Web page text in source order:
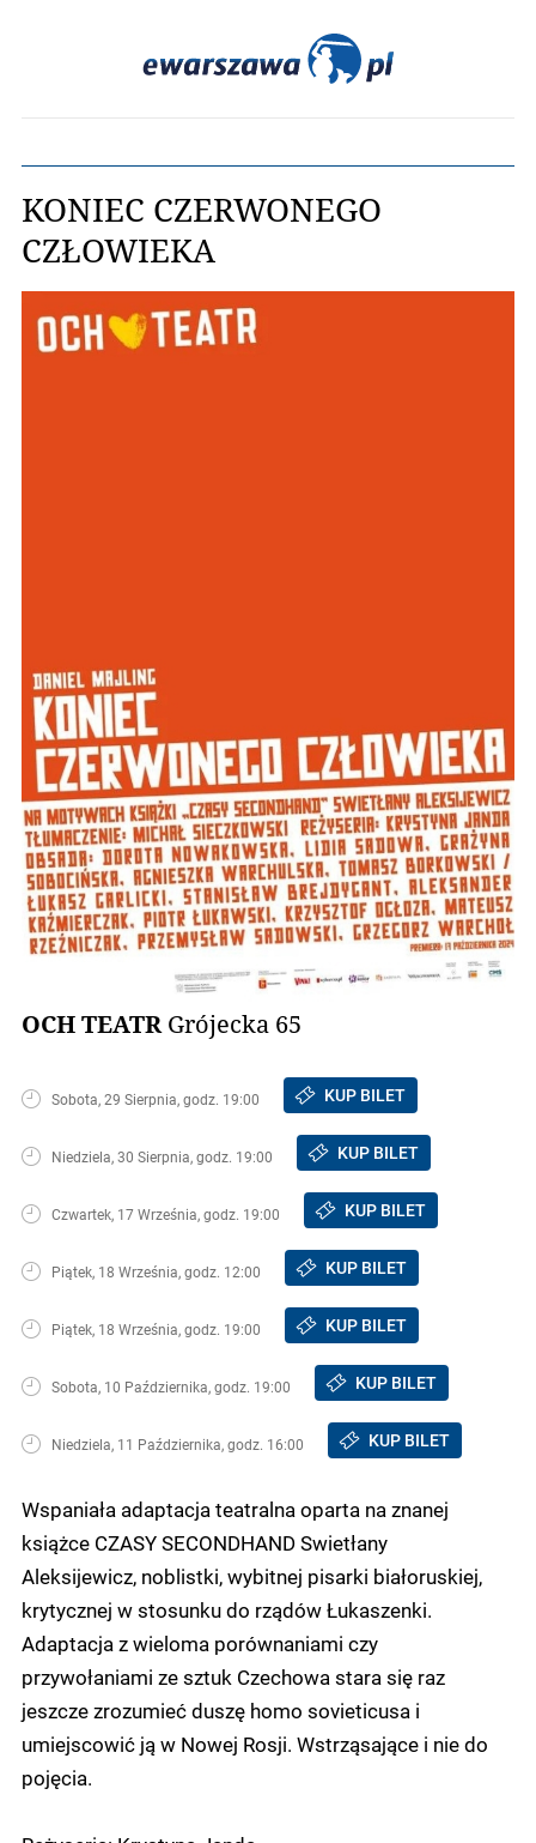
KONIEC CZERWONEGO
CZŁOWIEKA
OCH TEATRGrójecka 65
Sobota, 29 Sierpnia, godz. 19:00 KUP BILET
Niedziela, 30 Sierpnia, godz. 19:00 KUP BILET
Czwartek, 17 Września, godz. 19:00 KUP BILET
Piątek, 18 Września, godz. 12:00 KUP BILET
Piątek, 18 Września, godz. 19:00 KUP BILET
Sobota, 10 Października, godz. 19:00 KUP BILET
Niedziela, 11 Października, godz. 16:00 KUP BILET
Wspaniała adaptacja teatralna oparta na znanej
książce CZASY SECONDHAND Swietłany
Aleksijewicz, noblistki, wybitnej pisarki białoruskiej,
krytycznej w stosunku do rządów Łukaszenki.
Adaptacja z wieloma porównaniami czy
przywołaniami ze sztuk Czechowa stara się raz
jeszcze zrozumieć duszę homo sovieticusa i
umiejscowić ją w Nowej Rosji. Wstrząsające i nie do
pojęcia.